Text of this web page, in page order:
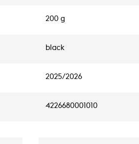
200 g
black
2025/2026
4226680001010